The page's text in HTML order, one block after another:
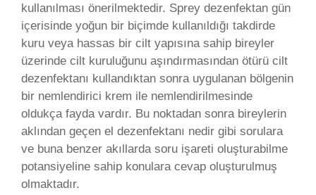
kullanılması önerilmektedir. Sprey dezenfektan gün
içerisinde yoğun bir biçimde kullanıldığı takdirde
kuru veya hassas bir cilt yapısına sahip bireyler
üzerinde cilt kuruluğunu aşındırmasından ötürü cilt
dezenfektanı kullandıktan sonra uygulanan bölgenin
bir nemlendirici krem ile nemlendirilmesinde
oldukça fayda vardır. Bu noktadan sonra bireylerin
aklından geçen el dezenfektanı nedir gibi sorulara
ve buna benzer akıllarda soru işareti oluşturabilme
potansiyeline sahip konulara cevap oluşturulmuş
olmaktadır.